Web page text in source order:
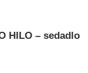
HILO – sedadlo